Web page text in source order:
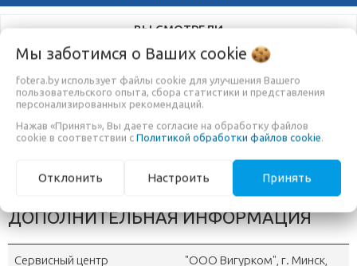
ВЫ СМОТРЕЛИ
Godox SA-09 – набор из 6 износостойких металлических масок
GOBO диаметром 66 мм для формирования
светотеневогорисунка на фоне или объекте съемки. Маски SA-
09применяются с держателем SA-10 и проекционной
насадкой SA-P, предназначенной для работы с фокусируемым
осветителемGodoxS30.
ДОПОЛНИТЕЛЬНАЯ ИНФОРМАЦИЯ
Сервисный центр
"OOO Вигурком", г. Минск,
Мы заботимся о Ваших cookie
fotera.by использует файлы cookie для улучшения Вашего
пользовательского опыта, сбора статистики и представления
персонализированных рекомендаций.
Нажав «Принять», Вы даете согласие на обработку файлов
cookie в соответствии с Политикой обработки файлов cookie.
Отклонить Настроить Принять